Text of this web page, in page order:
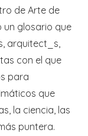
de Arte de
un glosario que
arquitect_s,
con el que
para
que
la ciencia, las
puntera.